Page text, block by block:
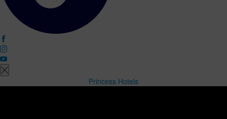
Princess Hotels